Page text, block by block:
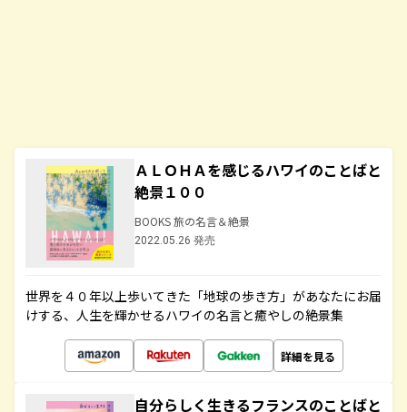
ＡＬＯＨＡを感じるハワイのことばと
絶景１００
BOOKS 旅の名言＆絶景
2022.05.26 発売
世界を４０年以上歩いてきた「地球の歩き方」があなたにお届
けする、人生を輝かせるハワイの名言と癒やしの絶景集
詳細を見る
自分らしく生きるフランスのことばと